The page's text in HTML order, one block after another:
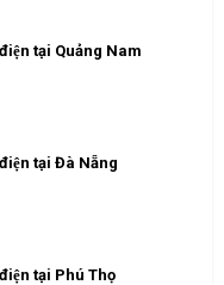
tại Quảng Nam
tại Đà Nẵng
tại Phú Thọ